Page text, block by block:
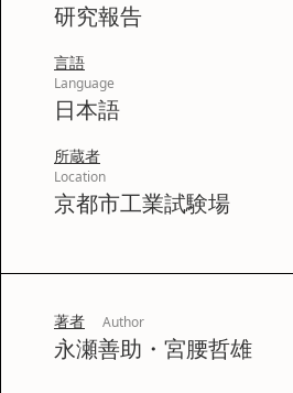
研究報告
言語
Language
日本語
所蔵者
Location
京都市工業試験場
著者 Author
永瀬善助・宮腰哲雄